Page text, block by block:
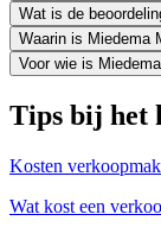
Wat is de
Waarin is Miedema
Voor wie is
Tips bij het
Kosten
Wat kost een